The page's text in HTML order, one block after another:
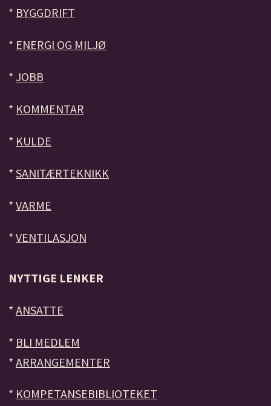
* BYGGDRIFT
* ENERGI OG MILJØ
* JOBB
* KOMMENTAR
* KULDE
* SANITÆRTEKNIKK
* VARME
* VENTILASJON
NYTTIGE LENKER
* ANSATTE
* BLI MEDLEM
* ARRANGEMENTER
* KOMPETANSEBIBLIOTEKET